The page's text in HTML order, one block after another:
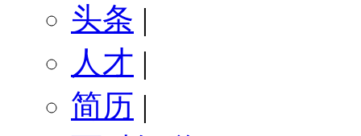
头条 |
人才 |
简历 |